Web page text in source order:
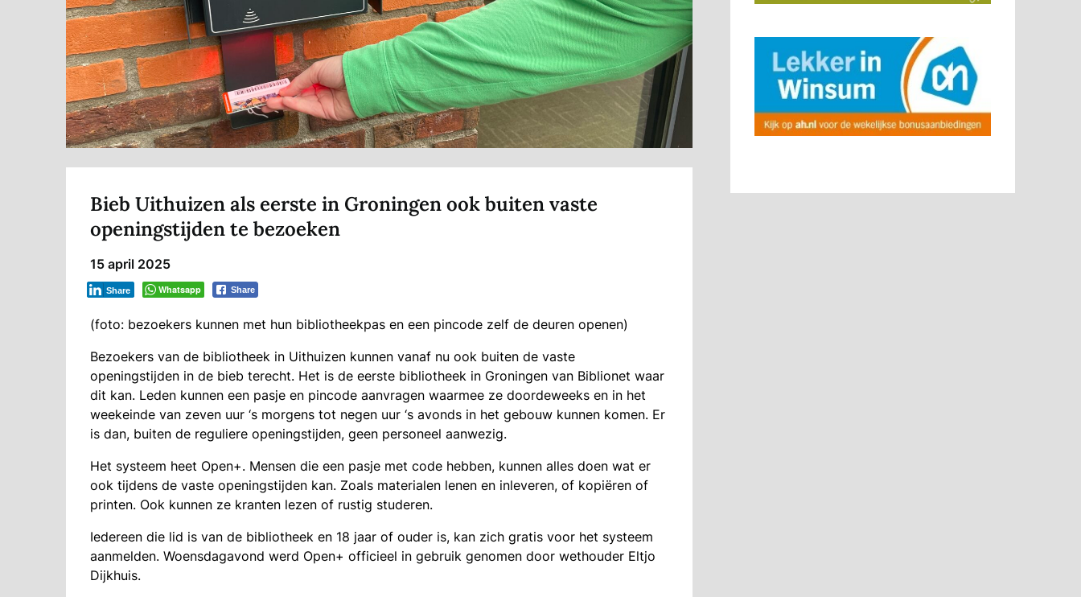
Bieb Uithuizen als eerste in Groningen ook buiten vaste
openingstijden te bezoeken
15 april 2025
Whatsapp Share
Share
(foto: bezoekers kunnen met hun bibliotheekpas en een pincode zelf de deuren openen)
Bezoekers van de bibliotheek in Uithuizen kunnen vanaf nu ook buiten de vaste
openingstijden in de bieb terecht. Het is de eerste bibliotheek in Groningen van Biblionet waar
dit kan. Leden kunnen een pasje en pincode aanvragen waarmee ze doordeweeks en in het
weekeinde van zeven uur ‘s morgens tot negen uur ‘s avonds in het gebouw kunnen komen. Er
is dan, buiten de reguliere openingstijden, geen personeel aanwezig.
Het systeem heet Open+. Mensen die een pasje met code hebben, kunnen alles doen wat er
ook tijdens de vaste openingstijden kan. Zoals materialen lenen en inleveren, of kopiëren of
printen. Ook kunnen ze kranten lezen of rustig studeren.
Iedereen die lid is van de bibliotheek en 18 jaar of ouder is, kan zich gratis voor het systeem
aanmelden. Woensdagavond werd Open+ officieel in gebruik genomen door wethouder Eltjo
Dijkhuis.